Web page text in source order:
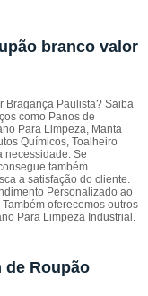
branco valor
Bragança Paulista? Saiba
como Panos de
Para Limpeza, Manta
Químicos, Toalheiro
necessidade. Se
também
a satisfação do cliente.
Personalizado ao
oferecemos outros
Para Limpeza Industrial.
de Roupão